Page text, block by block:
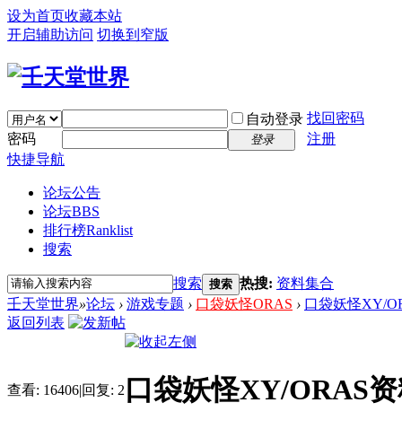
设为首页收藏本站
开启辅助访问 切换到窄版
自动登录 找回密码
密码
登录
注册
快捷导航
论坛公告
论坛BBS
排行榜Ranklist
搜索
搜索 搜索 热搜: 资料集合
壬天堂世界»论坛 › 游戏专题 › 口袋妖怪ORAS › 口袋妖怪XY/
返回列表
查看: 16406|回复: 2 口袋妖怪XY/ORAS